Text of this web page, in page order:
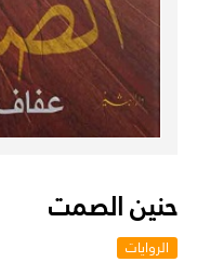
حنين الصمت
الروايات